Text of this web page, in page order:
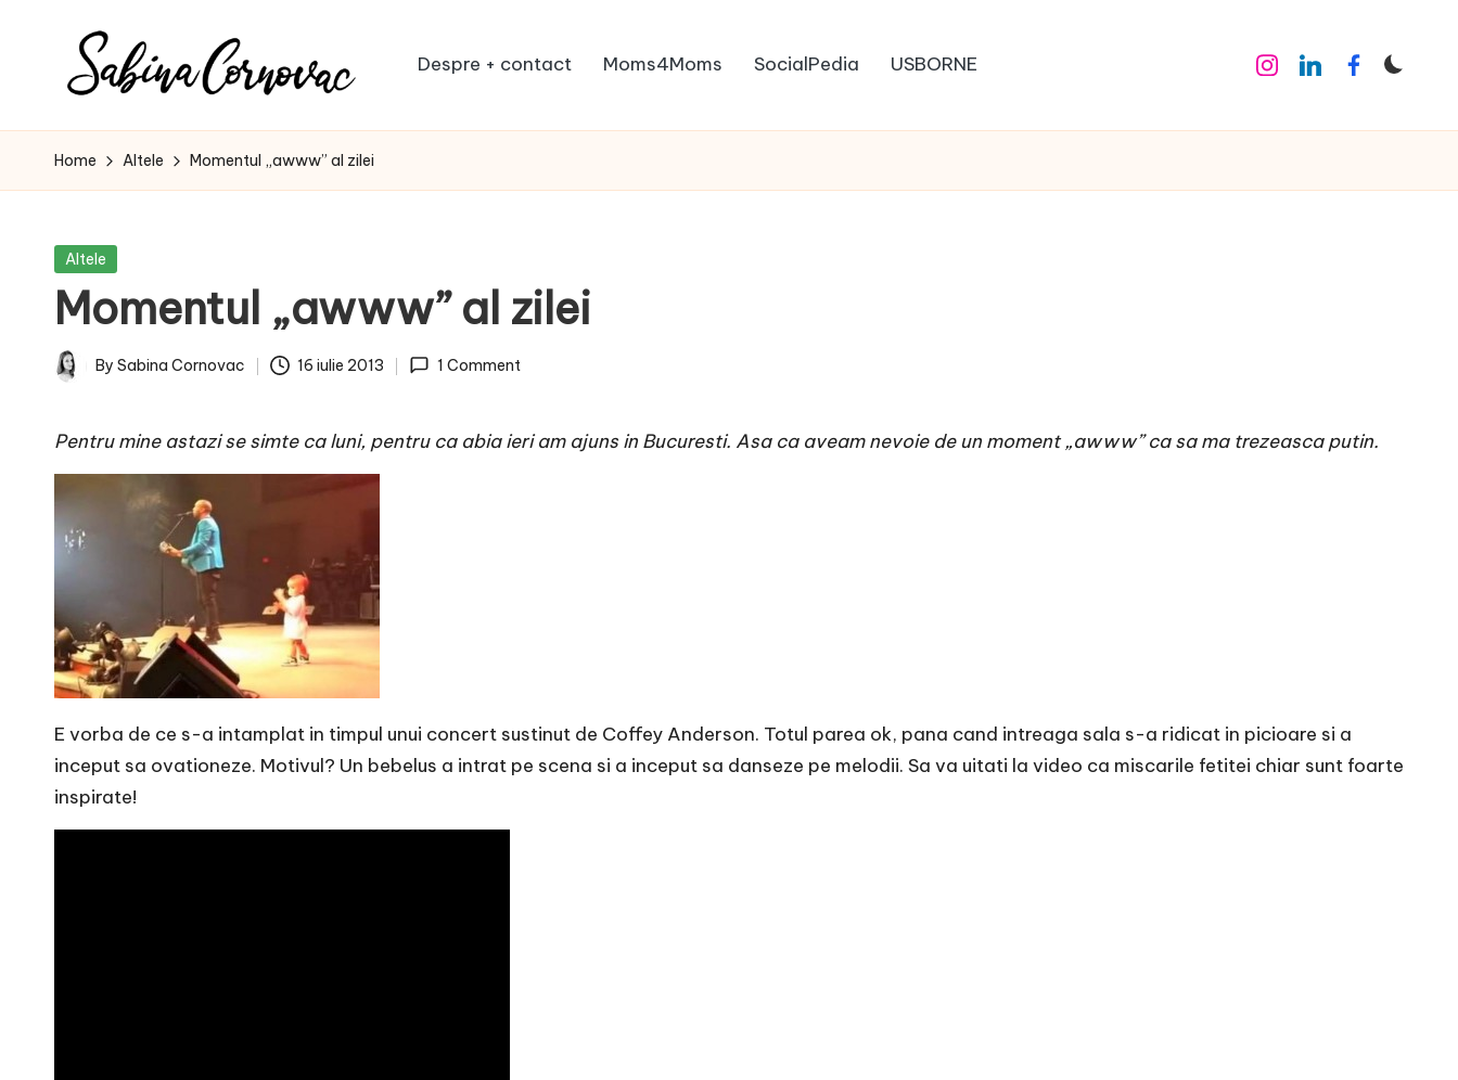
S
a
i
n
a
o
r
n
o
v
a
c
O
nl
creator
de
de
16
ani
Despre + contact Moms4Moms SocialPedia USBORNE Instagram
LinkedinFacebook
Home Altele Momentul „awww” al zilei
Posted
Altele
Momentul „awww” al zilei
Posted
By Sabina Cornovac 16 iulie 2013 1 Comment
Pentru mine astazi se simte ca luni, pentru ca abia ieri am ajuns in Bucuresti. Asa ca aveam nevoie de un moment „awww” ca sa ma trezeasca putin.
E vorba de ce s-a intamplat in timpul unui concert sustinut de Coffey Anderson. Totul parea ok, pana cand intreaga sala s-a ridicat in picioare si a
inceput sa ovationeze. Motivul? Un bebelus a intrat pe scena si a inceput sa danseze pe melodii. Sa va uitati la video ca miscarile fetitei chiar sunt foarte
inspirate!